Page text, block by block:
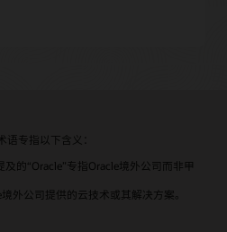
专指以下含义：
的“Oracle”专指Oracle境外公司而非甲
外公司提供的云技术或其解决方案。